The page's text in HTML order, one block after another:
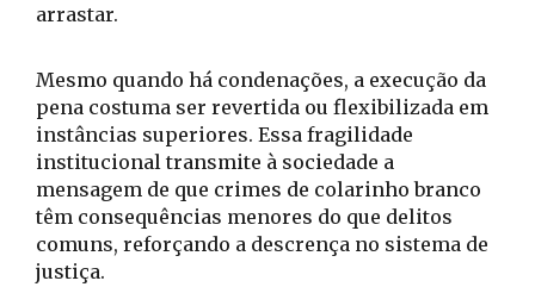
arrastar.
Mesmo quando há condenações, a execução da
pena costuma ser revertida ou flexibilizada em
instâncias superiores. Essa fragilidade
institucional transmite à sociedade a
mensagem de que crimes de colarinho branco
têm consequências menores do que delitos
comuns, reforçando a descrença no sistema de
justiça.